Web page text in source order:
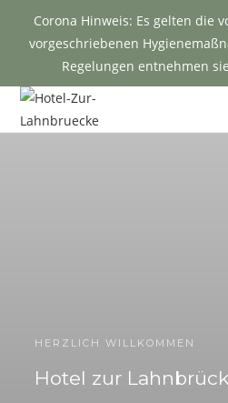
Corona Hinweis: Es gelten die
vorgeschriebenen
Regelungen entnehmen
HERZLICH WILLKOMMEN
Hotel zur